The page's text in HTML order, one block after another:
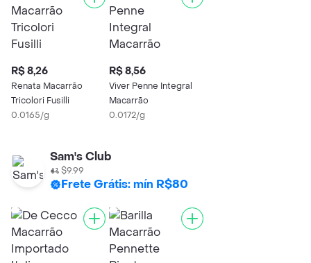
R$ 8,26
Renata Macarrão
Tricolori Fusilli
0.0165/g
R$ 8,56
Viver Penne Integral
Macarrão
0.0172/g
Sam's Club
$9.99
Frete Grátis: mín R$80